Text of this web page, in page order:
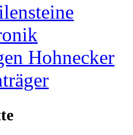
Hohnecker